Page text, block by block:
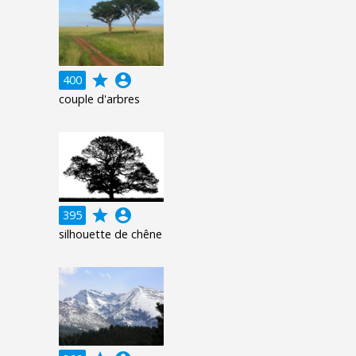
400 grade account_circle
couple d'arbres
395 grade account_circle
silhouette de chêne